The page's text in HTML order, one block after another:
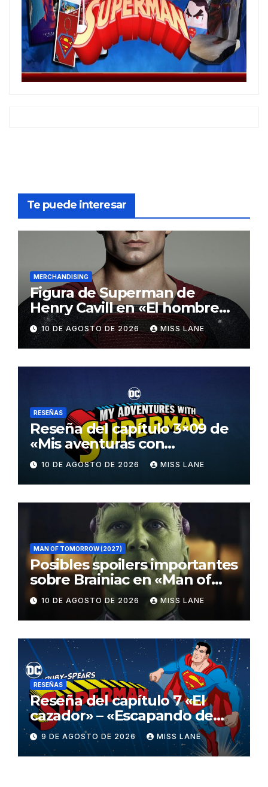
Te puede interesar
MERCHANDISING
Figura de Superman de
Henry Cavill en «El hombre
de acero» de InArt
10 DE AGOSTO DE 2026 MISS LANE
RESEÑAS
Reseña del capítulo 3×09 de
«Mis aventuras con
Superman»
10 DE AGOSTO DE 2026 MISS LANE
MAN OF TOMORROW (2027)
Posibles spoilers importantes
sobre Brainiac en «Man of
Tomorrow»
10 DE AGOSTO DE 2026 MISS LANE
RESEÑAS
Reseña del capítulo 7 «El
cazador» – «Escapando de
casa» de «Superman»
9 DE AGOSTO DE 2026 MISS LANE